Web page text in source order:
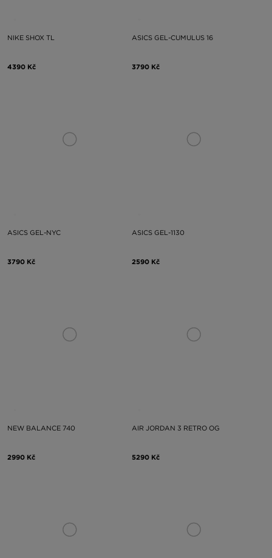
NIKE SHOX TL
4390 Kč
ASICS GEL-CUMULUS 16
3790 Kč
ASICS GEL-NYC
3790 Kč
ASICS GEL-1130
2590 Kč
NEW BALANCE 740
2990 Kč
AIR JORDAN 3 RETRO OG
5290 Kč